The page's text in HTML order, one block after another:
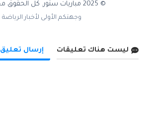
© 2025 مباريات ستور. كل الحقوق محفوظة.
وجهتكم الأولى لأخبار الرياضة
ليست هناك تعليقات إرسال تعليق